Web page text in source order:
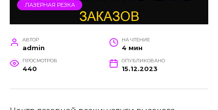
ЛАЗЕРНАЯ РЕЗКА
АВТОР
admin
НА ЧТЕНИЕ
4 мин
ПРОСМОТРОВ
440
ОПУБЛИКОВАНО
15.12.2023